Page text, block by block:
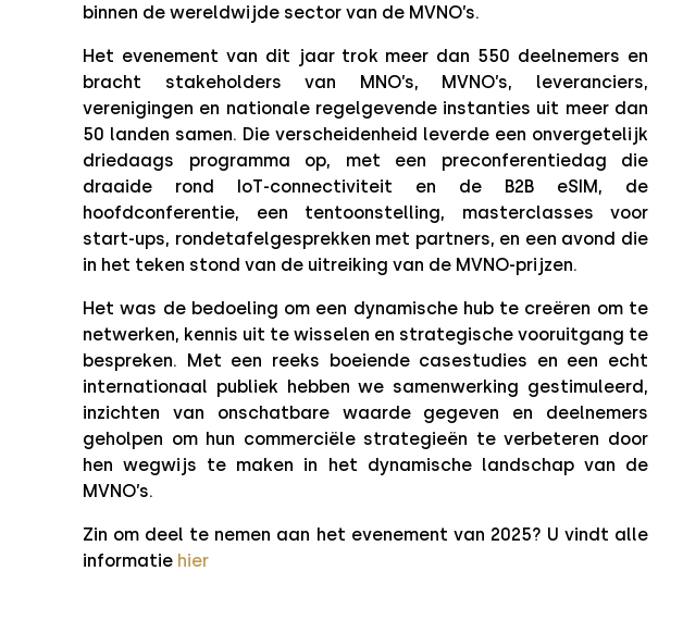
binnen de wereldwijde sector van de MVNO’s.
Het evenement van dit jaar trok meer dan 550 deelnemers en
bracht stakeholders van MNO’s, MVNO’s, leveranciers,
verenigingen en nationale regelgevende instanties uit meer dan
50 landen samen. Die verscheidenheid leverde een onvergetelijk
driedaags programma op, met een preconferentiedag die
draaide rond IoT-connectiviteit en de B2B eSIM, de
hoofdconferentie, een tentoonstelling, masterclasses voor
start-ups, rondetafelgesprekken met partners, en een avond die
in het teken stond van de uitreiking van de MVNO-prijzen.
Het was de bedoeling om een dynamische hub te creëren om te
netwerken, kennis uit te wisselen en strategische vooruitgang te
bespreken. Met een reeks boeiende casestudies en een echt
internationaal publiek hebben we samenwerking gestimuleerd,
inzichten van onschatbare waarde gegeven en deelnemers
geholpen om hun commerciële strategieën te verbeteren door
hen wegwijs te maken in het dynamische landschap van de
MVNO’s.
Zin om deel te nemen aan het evenement van 2025? U vindt alle
informatie hier